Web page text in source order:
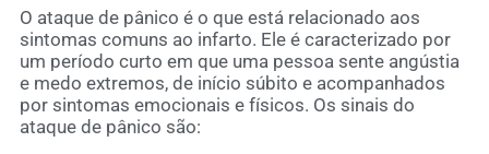
O ataque de pânico é o que está relacionado aos
sintomas comuns ao infarto. Ele é caracterizado por
um período curto em que uma pessoa sente angústia
e medo extremos, de início súbito e acompanhados
por sintomas emocionais e físicos. Os sinais do
ataque de pânico são: